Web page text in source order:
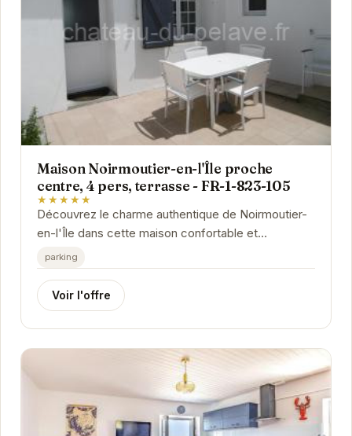
Maison Noirmoutier-en-l'Île proche
centre, 4 pers, terrasse - FR-1-823-105
★★★★★
Découvrez le charme authentique de Noirmoutier-
en-l'Île dans cette maison confortable et
idéalement située. À proximité du centre-ville et
de...
parking
Voir l'offre